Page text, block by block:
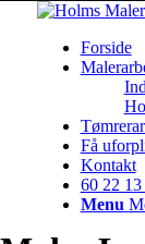
Forside
Få
Kontakt
60 22 13
Menu